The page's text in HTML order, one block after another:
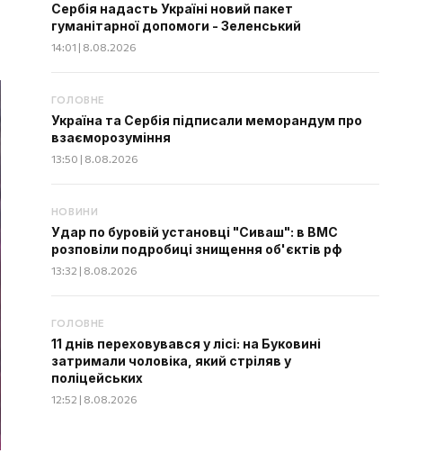
Сербія надасть Україні новий пакет
гуманітарної допомоги - Зеленський
14:01 | 8.08.2026
ГОЛОВНЕ
Україна та Сербія підписали меморандум про
взаєморозуміння
13:50 | 8.08.2026
НОВИНИ
Удар по буровій установці "Сиваш": в ВМС
розповіли подробиці знищення об'єктів рф
13:32 | 8.08.2026
ГОЛОВНЕ
11 днів переховувався у лісі: на Буковині
затримали чоловіка, який стріляв у
поліцейських
12:52 | 8.08.2026